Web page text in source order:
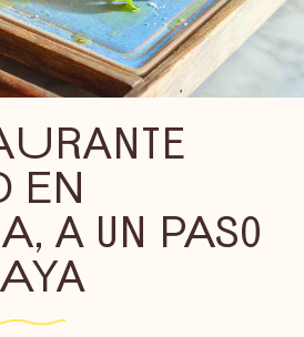
EN
A UN PASO